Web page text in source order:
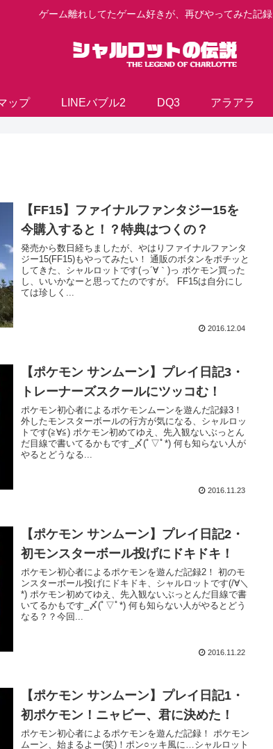
ゲーム離れしてたゲーム好きが、再びやってみた記録
ップ LINEバブル2 DQ3 アラアラ
【FF15】ファイナルファンタジー15を
今購入すると！？特典はつくの？
発売から数日経ちましたが、やはりファイナルファンタ
ジー15(FF15)もやってみたい！ 通販のボタンをポチッと
してきた、シャルロットです(っ´∀｀)っ ポケモン買った
し、いいかなーと思ってたのですが。 FF15は自分にし
ては珍しく...
2016.12.04
【ポケモン サンムーン】プレイ日記3・
トレーナーズスクールにツッコむ！
ポケモン初心者によるポケモンムーンを遊んだ記録3！
外したモンスターボールの行方が気になる、シャルロッ
トです(≧∀≦) ポケモン初めてゆえ、先入観ないぶっとん
だ目線で書いてるかもです_〆(ﾟ▽ﾟ*) 何も知らない人が
やるとどうなる...
2016.11.23
【ポケモン サンムーン】プレイ日記2・
初モンスターボール投げにドキドキ！
ポケモン初心者によるポケモンを遊んだ記録2！ 初のモ
ンスターボール投げにドキドキ、シャルロットです(/∀＼
*) ポケモン初めてゆえ、先入観ないぶっとんだ目線で書
いてるかもです_〆(ﾟ▽ﾟ*) 何も知らない人がやるとどう
なる？？今回...
2016.11.22
【ポケモン サンムーン】プレイ日記1・
初ポケモン！ニャビー、君に決めた！
ポケモン初心者によるポケモンを遊んだ記録！ ポケモン
ムーン、始まるよー(笑)！ポン○ッキ風に…シャルロット